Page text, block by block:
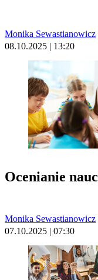
Monika Sewastianowicz
08.10.2025 | 13:20
Ocenianie
Monika Sewastianowicz
07.10.2025 | 07:30